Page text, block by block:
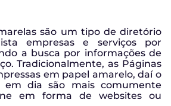
são um tipo de diretório
empresas e serviços por
a busca por informações de
Tradicionalmente, as Páginas
em papel amarelo, daí o
em dia são mais comumente
em forma de websites ou